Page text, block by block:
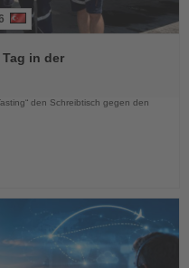
in der
den Schreibtisch gegen den